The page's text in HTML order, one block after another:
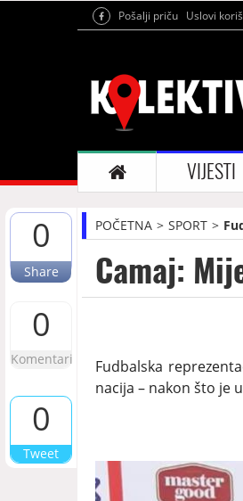
Pošalji priču Uslovi
VIJESTI
0
Share
0
Komentari
0
Tweet
POČETNA SPORT
Camaj:
Fudbalska
nacija – nakon što je